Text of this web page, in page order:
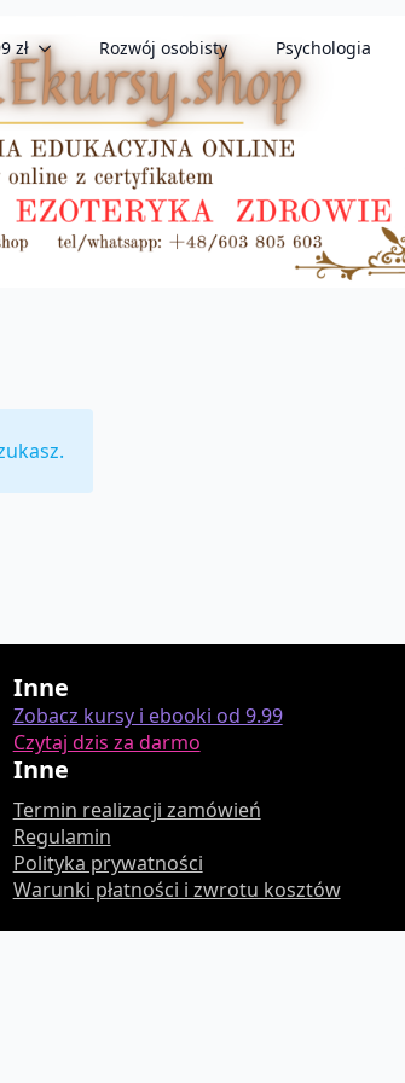
zł Rozwój osobisty Psychologia
Inne
Zobacz kursy i ebooki od 9.99
Czytaj dzis za darmo
Inne
Termin realizacji zamówień
Regulamin
Polityka prywatności
Warunki płatności i zwrotu kosztów